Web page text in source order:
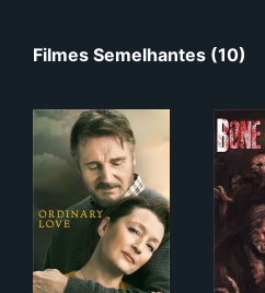
Filmes Semelhantes (10)